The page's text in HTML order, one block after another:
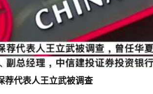
荐代表人王立武被调查